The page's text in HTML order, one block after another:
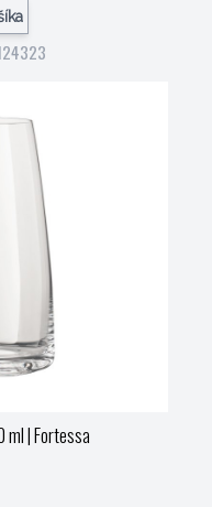
ml| Fortessa